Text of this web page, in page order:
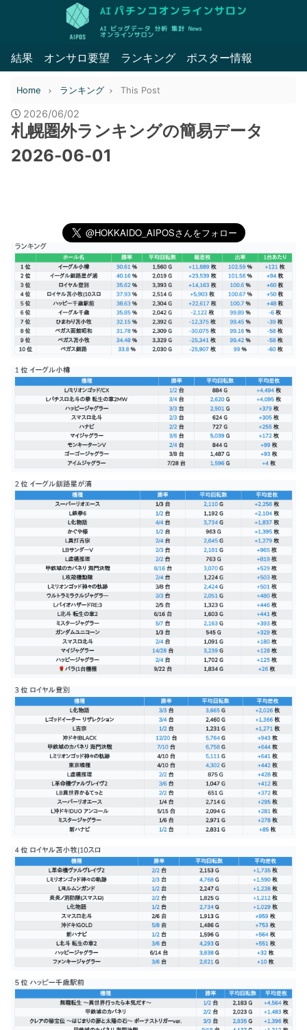
結果 オンサロ要望 ランキング ポスター情報
Home ランキング This Post
2026/06/02
札幌圏外ランキングの簡易データ
2026-06-01